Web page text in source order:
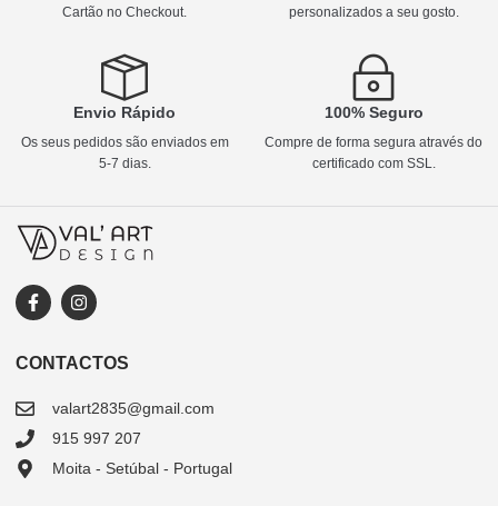
Cartão no Checkout.
personalizados a seu gosto.
Envio Rápido
Os seus pedidos são enviados em
5-7 dias.
100% Seguro
Compre de forma segura através do
certificado com SSL.
CONTACTOS
valart2835@gmail.com
915 997 207
Moita - Setúbal - Portugal